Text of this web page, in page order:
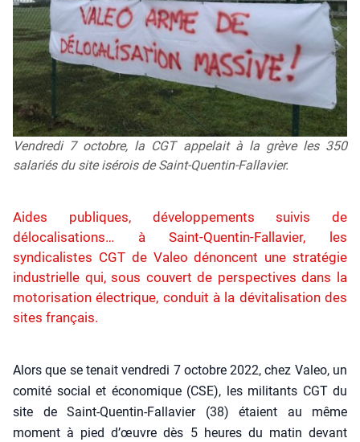
Vendredi 7 octobre, la CGT appelait à la grève les 350
salariés du site isérois de Saint-Quentin-Fallavier.
Aides publiques, développements suivis de
délocalisations… à Saint-Quentin-Fallavier, les
syndicalistes CGT de Valeo dénoncent une stratégie
industrielle qui, sous couvert de perspectives dans la
motorisation électrique, conduit à la dévitalisation des
sites français.
Alors que se tenait ven­dre­di 7 octobre 2022, chez Valeo, un
comi­té social et éco­no­mique (CSE), les mili­tants CGT du
site de Saint-Quen­tin-Fal­la­vier (38) étaient au même
moment à pied d’œuvre dès 5 heures du matin devant